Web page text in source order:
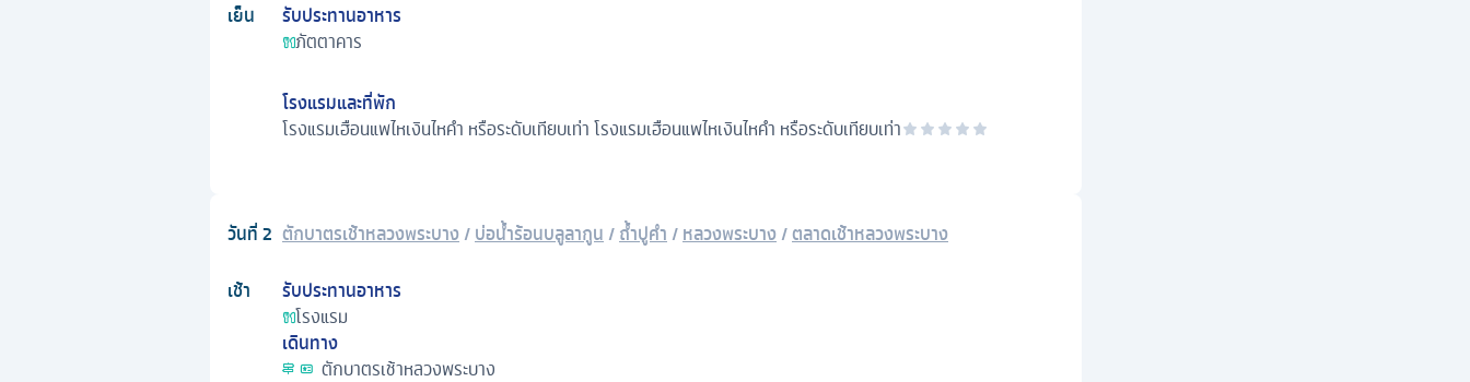
เย็น
รับประทานอาหาร
ภัตตาคาร
โรงแรมและที่พัก
โรงแรมเฮือนแพไหเงินไหคำ หรือระดับเทียบเท่าโรงแรมเฮือนแพไหเงินไหคำ หรือระดับเทียบเท่า
วันที่2 ตักบาตรเช้าหลวงพระบาง/บ่อน้ำร้อนบลูลากูน /ถ้ำปูคำ /หลวงพระบาง/ตลาดเช้าหลวงพระบาง
เช้า
รับประทานอาหาร
โรงแรม
เดินทาง
ตักบาตรเช้าหลวงพระบาง